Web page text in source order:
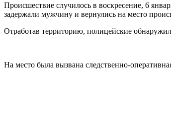
Происшествие случилось в воскресение, 6
задержали мужчину и вернулись на место
Отработав территорию, полицейские
На место была вызвана следственно-